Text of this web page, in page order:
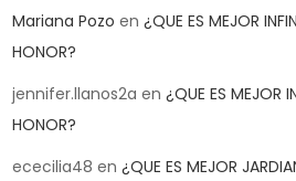
Mariana Pozo en ¿QUE ES MEJOR
HONOR?
jennifer.llanos2a en ¿QUE ES MEJOR
HONOR?
ececilia48 en ¿QUE ES MEJOR